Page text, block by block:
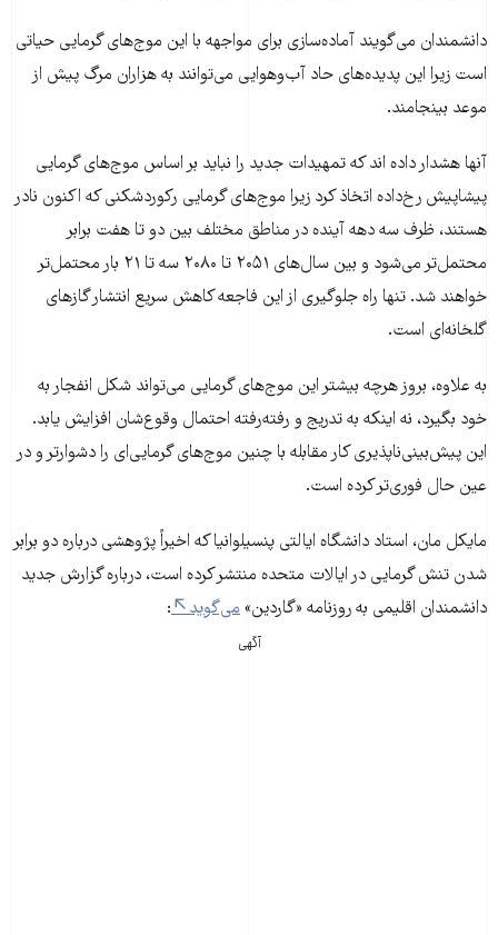
دانشمندان می‌گویند آماده‌سازی برای مواجهه با این موج‌های گرمایی حیاتی
است زیرا این پدیده‌های حاد آب‌و‌هوایی می‌توانند به هزاران مرگ پیش از
موعد بینجامند.
آنها هشدار داده اند که تمهیدات جدید را نباید بر اساس موج‌های گرمایی
پیشاپیش رخ‌داده اتخاذ کرد زیرا موج‌های گرمایی رکوردشکنی که اکنون نادر
هستند، ظرف سه دهه آینده در مناطق مختلف بین دو تا هفت برابر
محتمل‌تر می‌شود و بین سال‌های ۲۰۵۱ تا ۲۰۸۰ سه تا ۲۱ بار محتمل‌تر
خواهند شد. تنها راه جلوگیری از این فاجعه کاهش سریع انتشار گازهای
گلخانه‌ای است.
به علاوه، بروز هرچه بیشتر این موج‌های گرمایی می‌تواند شکل انفجار به
خود بگیرد، نه اینکه به تدریج و رفته‌رفته احتمال وقوع‌شان افزایش یابد.
این پیش‌بینی‌ناپذیری کار مقابله با چنین موج‌های گرمایی‌ای را دشوارتر و در
عین حال فوری‌تر کرده است.
مایکل مان، استاد دانشگاه ایالتی پنسیلوانیا که اخیراً پژوهشی درباره دو برابر
شدن تنش گرمایی در ایالات متحده منتشر کرده است، درباره گزارش جدید
دانشمندان اقلیمی به روزنامه «گاردین»می‌گوید
:
آگهی